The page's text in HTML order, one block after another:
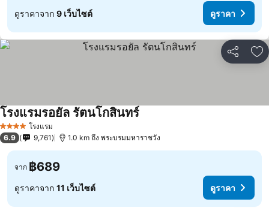
ดูราคาจาก 9 เว็บไซต์ ดูราคา
แชร์ เ
4 ดาว โรงแรม
โรงแรมรอยัล รัตนโกสินทร์
6.9 9,761 1.0 km ถึง พระบรมมหาราชวัง
จาก ฿689
ดูราคาจาก 11 เว็บไซต์ ดูราคา